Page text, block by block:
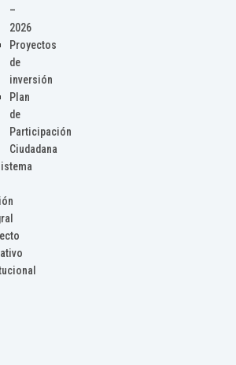
–
2026
Proyectos
de
inversión
Plan
de
Participación
Ciudadana